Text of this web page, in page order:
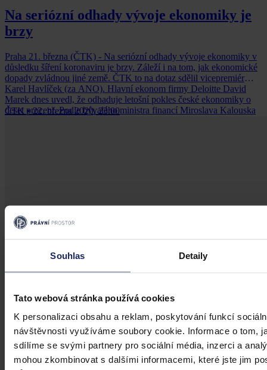
Souhlas Detaily
Tato webová stránka používá cookies
K personalizaci obsahu a reklam, poskytování funkcí
návštěvnosti využíváme soubory cookie. Informace o tom,
sdílíme se svými partnery pro sociální média, inzerci a
mohou zkombinovat s dalšími informacemi, které jste jim
Na seriózní odhady vývoje ekonomiky je
brzy
Praha 21. března (ČTK) - Na seriózní odhady vývoje ekonomiky v
důsledku šíření koronaviru je brzy. Záleží i na tom, jak ekonomické
dopady zvládnou jiné země. ČTK to na dotaz sdělil vicepremiér
Karel Havlíček (za ANO). Hlavní ekonom firmy Deloitte David
Marek dnes uvedl, že odhaduje letošní pokles české ekonomiky o
deset procent. Podle bývalého ministra financí Miroslava Kalouska
ČTK • 22. března 2020, 23:00